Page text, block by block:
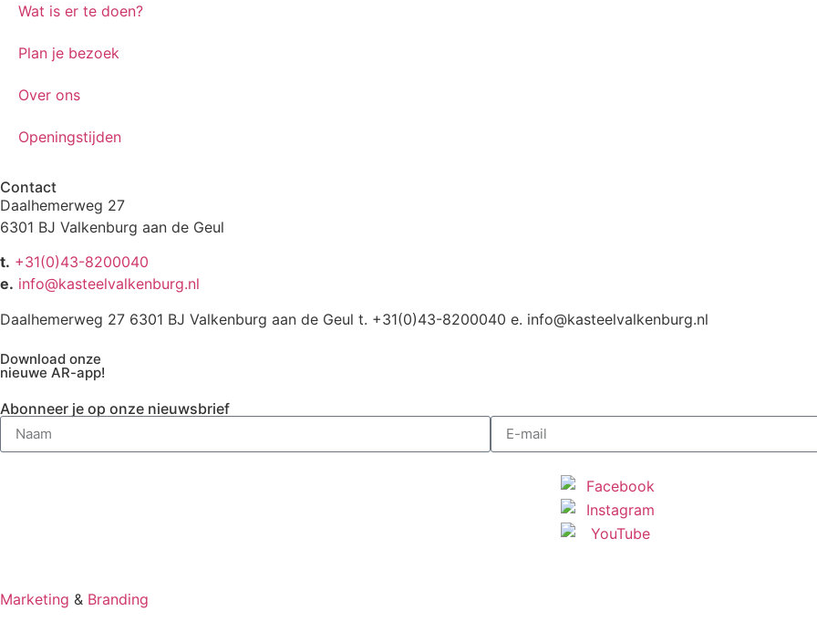
Wat is er te doen?
Plan je bezoek
Over ons
Openingstijden
Contact
Daalhemerweg 27
6301 BJ Valkenburg aan de Geul
t. +31(0)43-8200040
e. info@kasteelvalkenburg.nl
Daalhemerweg 27 6301 BJ Valkenburg aan de Geul t. +31(0)43-8200040 e. info@kasteelvalkenburg.nl
Download onze
nieuwe AR-app!
Abonneer je op onze nieuwsbrief
Marketing & Branding